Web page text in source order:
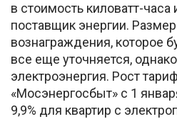
в стоимость киловатт-часа
поставщик энергии.
вознаграждения, которое
все еще уточняется,
электроэнергия. Рост
«Мосэнергосбыт» с 1
9,9% для квартир с